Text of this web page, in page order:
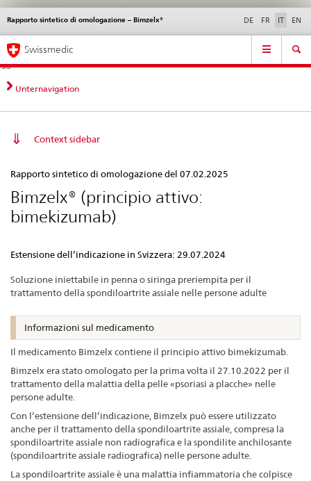
Navigazione
diretta:
novità,
aspetti
contatto
Novità &
norme
Contatto | Supporto &
aiuto
Rapporto sintetico di omologazione – Bimzelx® DE FR IT EN
Service
Navigation
Swissmedic
Unternavigation
Context sidebar
sintetico
di
omologazione
Bimzelx®
Rapporto sintetico di omologazione del 07.02.2025
Bimzelx® (principio attivo:
bimekizumab)
Estensione dell’indicazione in Svizzera: 29.07.2024
Soluzione iniettabile in penna o siringa preriempita per il
trattamento della spondiloartrite assiale nelle persone adulte
Informazioni sul medicamento
Il medicamento Bimzelx contiene il principio attivo bimekizumab.
Bimzelx era stato omologato per la prima volta il 27.10.2022 per il
trattamento della malattia della pelle «psoriasi a placche» nelle
persone adulte.
Con l’estensione dell’indicazione, Bimzelx può essere utilizzato
anche per il trattamento della spondiloartrite assiale, compresa la
spondiloartrite assiale non radiografica e la spondilite anchilosante
(spondiloartrite assiale radiografica) nelle persone adulte.
La spondiloartrite assiale è una malattia infiammatoria che colpisce